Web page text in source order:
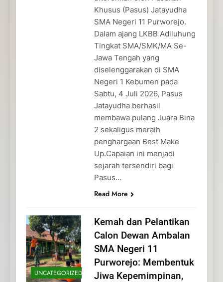
Khusus (Pasus) Jatayudha
SMA Negeri 11 Purworejo.
Dalam ajang LKBB Adiluhung
Tingkat SMA/SMK/MA Se-
Jawa Tengah yang
diselenggarakan di SMA
Negeri 1 Kebumen pada
Sabtu, 4 Juli 2026, Pasus
Jatayudha berhasil
membawa pulang Juara Bina
2 sekaligus meraih
penghargaan Best Make
Up.Capaian ini menjadi
sejarah tersendiri bagi
Pasus…
Read More
UNCATEGORIZED
Kemah dan Pelantikan
Calon Dewan Ambalan
SMA Negeri 11
Purworejo: Membentuk
Jiwa Kepemimpinan,